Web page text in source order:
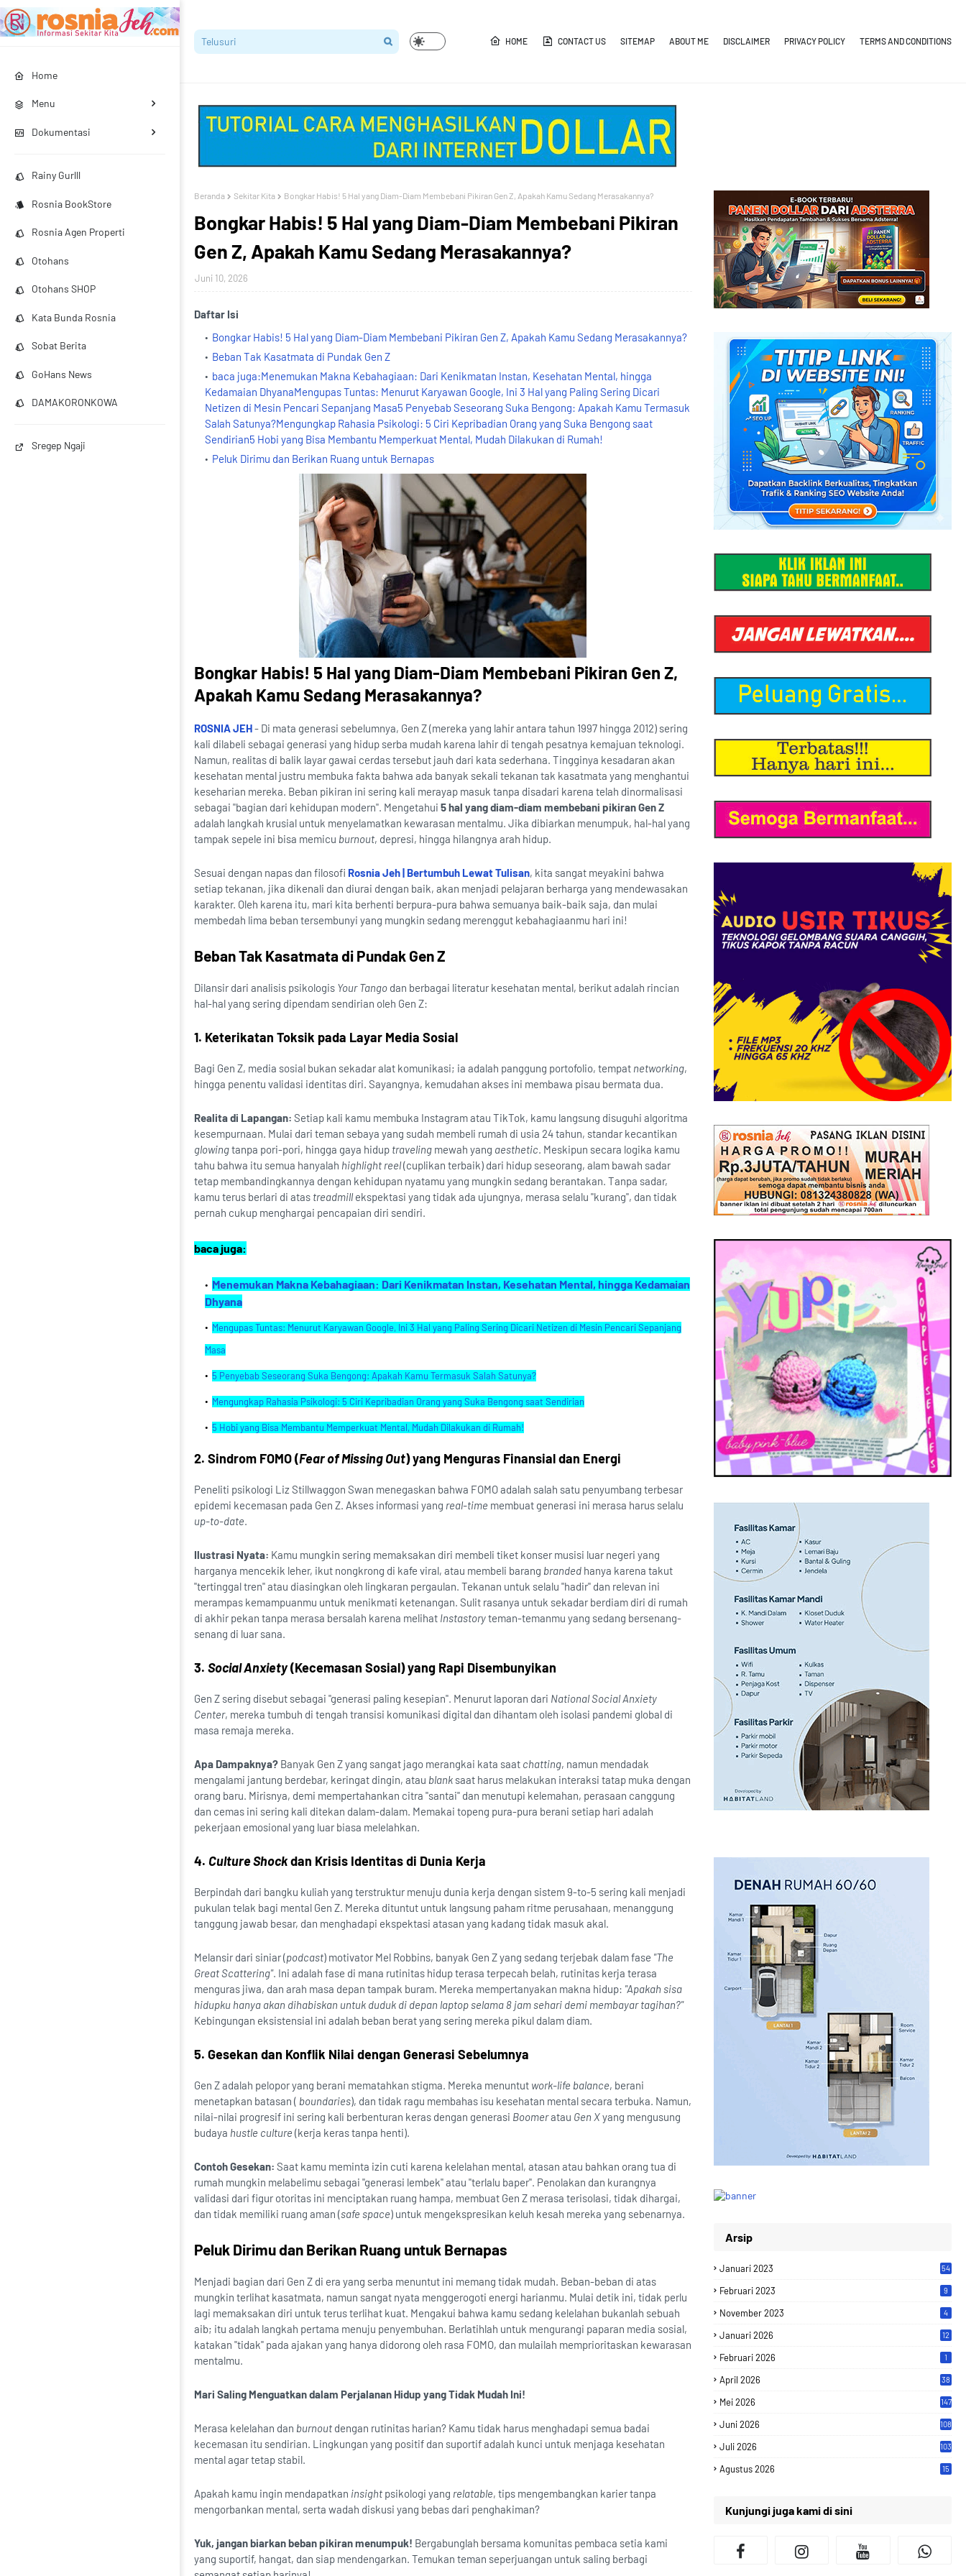
Home
Menu
Dokumentasi
Rainy Gurlll
Rosnia BookStore
Rosnia Agen Properti
Otohans
Otohans SHOP
Kata Bunda Rosnia
Sobat Berita
GoHans News
DAMAKORONKOWA
Sregep Ngaji
HOME CONTACT US SITEMAP ABOUT ME DISCLAIMER PRIVACY POLICY TERMS AND CONDITIONS
Beranda Sekitar Kita Bongkar Habis! 5 Hal yang Diam-Diam Membebani Pikiran Gen Z, Apakah Kamu Sedang Merasakannya?
Bongkar Habis! 5 Hal yang Diam-Diam Membebani Pikiran
Gen Z, Apakah Kamu Sedang Merasakannya?
Juni 10, 2026
Daftar Isi
Bongkar Habis! 5 Hal yang Diam-Diam Membebani Pikiran Gen Z, Apakah Kamu Sedang Merasakannya?
Beban Tak Kasatmata di Pundak Gen Z
baca juga:Menemukan Makna Kebahagiaan: Dari Kenikmatan Instan, Kesehatan Mental, hingga
Kedamaian DhyanaMengupas Tuntas: Menurut Karyawan Google, Ini 3 Hal yang Paling Sering Dicari
Netizen di Mesin Pencari Sepanjang Masa5 Penyebab Seseorang Suka Bengong: Apakah Kamu Termasuk
Salah Satunya?Mengungkap Rahasia Psikologi: 5 Ciri Kepribadian Orang yang Suka Bengong saat
Sendirian5 Hobi yang Bisa Membantu Memperkuat Mental, Mudah Dilakukan di Rumah!
Peluk Dirimu dan Berikan Ruang untuk Bernapas
Bongkar Habis! 5 Hal yang Diam-Diam Membebani Pikiran Gen Z,
Apakah Kamu Sedang Merasakannya?
ROSNIA JEH- Di mata generasi sebelumnya, Gen Z (mereka yang lahir antara tahun 1997 hingga 2012) sering
kali dilabeli sebagai generasi yang hidup serba mudah karena lahir di tengah pesatnya kemajuan teknologi.
Namun, realitas di balik layar gawai cerdas tersebut jauh dari kata sederhana. Tingginya kesadaran akan
kesehatan mental justru membuka fakta bahwa ada banyak sekali tekanan tak kasatmata yang menghantui
keseharian mereka. Beban pikiran ini sering kali merayap masuk tanpa disadari karena telah dinormalisasi
sebagai "bagian dari kehidupan modern". Mengetahui 5 hal yang diam-diam membebani pikiran Gen Z
adalah langkah krusial untuk menyelamatkan kewarasan mentalmu. Jika dibiarkan menumpuk, hal-hal yang
tampak sepele ini bisa memicu burnout, depresi, hingga hilangnya arah hidup.
Sesuai dengan napas dan filosofi Rosnia Jeh | Bertumbuh Lewat Tulisan, kita sangat meyakini bahwa
setiap tekanan, jika dikenali dan diurai dengan baik, akan menjadi pelajaran berharga yang mendewasakan
karakter. Oleh karena itu, mari kita berhenti berpura-pura bahwa semuanya baik-baik saja, dan mulai
membedah lima beban tersembunyi yang mungkin sedang merenggut kebahagiaanmu hari ini!
Beban Tak Kasatmata di Pundak Gen Z
Dilansir dari analisis psikologis Your Tango dan berbagai literatur kesehatan mental, berikut adalah rincian
hal-hal yang sering dipendam sendirian oleh Gen Z:
1. Keterikatan Toksik pada Layar Media Sosial
Bagi Gen Z, media sosial bukan sekadar alat komunikasi; ia adalah panggung portofolio, tempat networking,
hingga penentu validasi identitas diri. Sayangnya, kemudahan akses ini membawa pisau bermata dua.
Realita di Lapangan: Setiap kali kamu membuka Instagram atau TikTok, kamu langsung disuguhi algoritma
kesempurnaan. Mulai dari teman sebaya yang sudah membeli rumah di usia 24 tahun, standar kecantikan
glowingtanpa pori-pori, hingga gaya hidup traveling mewah yang aesthetic. Meskipun secara logika kamu
tahu bahwa itu semua hanyalah highlight reel(cuplikan terbaik) dari hidup seseorang, alam bawah sadar
tetap membandingkannya dengan kehidupan nyatamu yang mungkin sedang berantakan. Tanpa sadar,
kamu terus berlari di atas treadmillekspektasi yang tidak ada ujungnya, merasa selalu "kurang", dan tidak
pernah cukup menghargai pencapaian diri sendiri.
baca juga:
Menemukan Makna Kebahagiaan: Dari Kenikmatan Instan, Kesehatan Mental, hingga Kedamaian
Dhyana
Mengupas Tuntas: Menurut Karyawan Google, Ini 3 Hal yang Paling Sering Dicari Netizen di Mesin Pencari Sepanjang
Masa
5 Penyebab Seseorang Suka Bengong: Apakah Kamu Termasuk Salah Satunya?
Mengungkap Rahasia Psikologi: 5 Ciri Kepribadian Orang yang Suka Bengong saat Sendirian
5 Hobi yang Bisa Membantu Memperkuat Mental, Mudah Dilakukan di Rumah!
2. Sindrom FOMO (Fear of Missing Out) yang Menguras Finansial dan Energi
Peneliti psikologi Liz Stillwaggon Swan menegaskan bahwa FOMO adalah salah satu penyumbang terbesar
epidemi kecemasan pada Gen Z. Akses informasi yang real-time membuat generasi ini merasa harus selalu
up-to-date.
Ilustrasi Nyata: Kamu mungkin sering memaksakan diri membeli tiket konser musisi luar negeri yang
harganya mencekik leher, ikut nongkrong di kafe viral, atau membeli barang branded hanya karena takut
"tertinggal tren" atau diasingkan oleh lingkaran pergaulan. Tekanan untuk selalu "hadir" dan relevan ini
merampas kemampuanmu untuk menikmati ketenangan. Sulit rasanya untuk sekadar berdiam diri di rumah
di akhir pekan tanpa merasa bersalah karena melihat Instastoryteman-temanmu yang sedang bersenang-
senang di luar sana.
3. Social Anxiety(Kecemasan Sosial) yang Rapi Disembunyikan
Gen Z sering disebut sebagai "generasi paling kesepian". Menurut laporan dari National Social Anxiety
Center, mereka tumbuh di tengah transisi komunikasi digital dan dihantam oleh isolasi pandemi global di
masa remaja mereka.
Apa Dampaknya? Banyak Gen Z yang sangat jago merangkai kata saat chatting, namun mendadak
mengalami jantung berdebar, keringat dingin, atau blank saat harus melakukan interaksi tatap muka dengan
orang baru. Mirisnya, demi mempertahankan citra "santai" dan menutupi kelemahan, perasaan canggung
dan cemas ini sering kali ditekan dalam-dalam. Memakai topeng pura-pura berani setiap hari adalah
pekerjaan emosional yang luar biasa melelahkan.
4. Culture Shockdan Krisis Identitas di Dunia Kerja
Berpindah dari bangku kuliah yang terstruktur menuju dunia kerja dengan sistem 9-to-5 sering kali menjadi
pukulan telak bagi mental Gen Z. Mereka dituntut untuk langsung paham ritme perusahaan, menanggung
tanggung jawab besar, dan menghadapi ekspektasi atasan yang kadang tidak masuk akal.
Melansir dari siniar (podcast) motivator Mel Robbins, banyak Gen Z yang sedang terjebak dalam fase "The
Great Scattering". Ini adalah fase di mana rutinitas hidup terasa terpecah belah, rutinitas kerja terasa
menguras jiwa, dan arah masa depan tampak buram. Mereka mempertanyakan makna hidup: "Apakah sisa
hidupku hanya akan dihabiskan untuk duduk di depan laptop selama 8 jam sehari demi membayar tagihan?"
Kebingungan eksistensial ini adalah beban berat yang sering mereka pikul dalam diam.
5. Gesekan dan Konflik Nilai dengan Generasi Sebelumnya
Gen Z adalah pelopor yang berani mematahkan stigma. Mereka menuntut work-life balance, berani
menetapkan batasan ( boundaries), dan tidak ragu membahas isu kesehatan mental secara terbuka. Namun,
nilai-nilai progresif ini sering kali berbenturan keras dengan generasi Boomeratau Gen Xyang mengusung
budaya hustle culture (kerja keras tanpa henti).
Contoh Gesekan: Saat kamu meminta izin cuti karena kelelahan mental, atasan atau bahkan orang tua di
rumah mungkin melabelimu sebagai "generasi lembek" atau "terlalu baper". Penolakan dan kurangnya
validasi dari figur otoritas ini menciptakan ruang hampa, membuat Gen Z merasa terisolasi, tidak dihargai,
dan tidak memiliki ruang aman (safe space) untuk mengekspresikan keluh kesah mereka yang sebenarnya.
Peluk Dirimu dan Berikan Ruang untuk Bernapas
Menjadi bagian dari Gen Z di era yang serba menuntut ini memang tidak mudah. Beban-beban di atas
mungkin terlihat kasatmata, namun sangat nyata menggerogoti energi harianmu. Mulai detik ini, tidak perlu
lagi memaksakan diri untuk terus terlihat kuat. Mengakui bahwa kamu sedang kelelahan bukanlah sebuah
aib; itu adalah langkah pertama menuju penyembuhan. Berlatihlah untuk mengurangi paparan media sosial,
katakan "tidak" pada ajakan yang hanya didorong oleh rasa FOMO, dan mulailah memprioritaskan kewarasan
mentalmu.
Mari Saling Menguatkan dalam Perjalanan Hidup yang Tidak Mudah Ini!
Merasa kelelahan dan burnout dengan rutinitas harian? Kamu tidak harus menghadapi semua badai
kecemasan itu sendirian. Lingkungan yang positif dan suportif adalah kunci untuk menjaga kesehatan
mental agar tetap stabil.
Apakah kamu ingin mendapatkan insight psikologi yang relatable, tips mengembangkan karier tanpa
mengorbankan mental, serta wadah diskusi yang bebas dari penghakiman?
Yuk, jangan biarkan beban pikiran menumpuk! Bergabunglah bersama komunitas pembaca setia kami
yang suportif, hangat, dan siap mendengarkan. Temukan teman seperjuangan untuk saling berbagi
Arsip
Januari 2023 54
Februari 2023 9
November 2023 4
Januari 2026 12
Februari 2026 1
April 2026 38
Mei 2026 147
Juni 2026 108
Juli 2026 103
Agustus 2026 15
Kunjungi juga kami di sini